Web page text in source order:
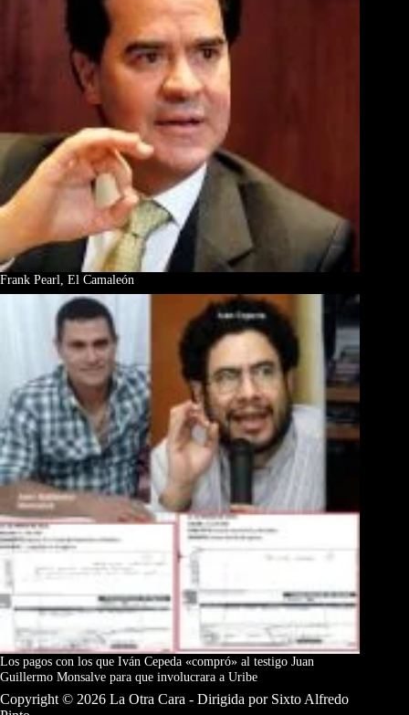
Frank Pearl, El Camaleón
Los pagos con los que Iván Cepeda «compró» al testigo Juan
Guillermo Monsalve para que involucrara a Uribe
Copyright © 2026 La Otra Cara - Dirigida por Sixto Alfredo